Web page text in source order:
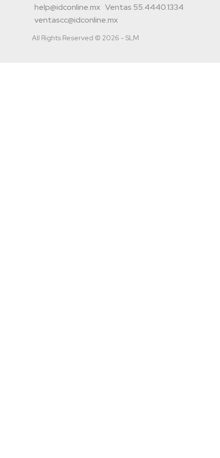
help@idconline.mx Ventas 55.4440.1334
ventascc@idconline.mx
All Rights Reserved © 2026 - SLM